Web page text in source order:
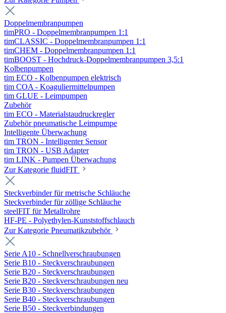
Doppelmembranpumpen
timPRO - Doppelmembranpumpen 1:1
timCLASSIC - Doppelmembranpumpen 1:1
timCHEM - Doppelmembranpumpen 1:1
timBOOST - Hochdruck-Doppelmembranpumpen 3,5:1
Kolbenpumpen
tim ECO - Kolbenpumpen elektrisch
tim COA - Koaguliermittelpumpen
tim GLUE - Leimpumpen
Zubehör
tim ECO - Materialstaudruckregler
Zubehör pneumatische Leimpumpe
Intelligente Überwachung
tim TRON - Intelligenter Sensor
tim TRON - USB Adapter
tim LINK - Pumpen Überwachung
Zur Kategorie fluidFIT
Steckverbinder für metrische Schläuche
Steckverbinder für zöllige Schläuche
steelFIT für Metallrohre
HF-PE - Polyethylen-Kunststoffschlauch
Zur Kategorie Pneumatikzubehör
Serie A10 - Schnellverschraubungen
Serie B10 - Steckverschraubungen
Serie B20 - Steckverschraubungen
Serie B20 - Steckverschraubungen neu
Serie B30 - Steckverschraubungen
Serie B40 - Steckverschraubungen
Serie B50 - Steckverbindungen